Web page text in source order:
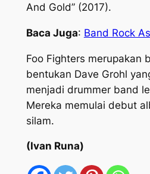
And Gold” (2017).
Baca Juga: Band Rock
Foo Fighters merupakan
bentukan Dave Grohl
menjadi drummer band
Mereka memulai debut
silam.
(Ivan Runa)